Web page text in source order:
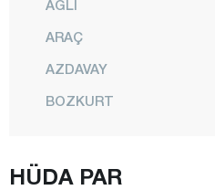
AĞLI
ARAÇ
AZDAVAY
BOZKURT
HÜDA PAR